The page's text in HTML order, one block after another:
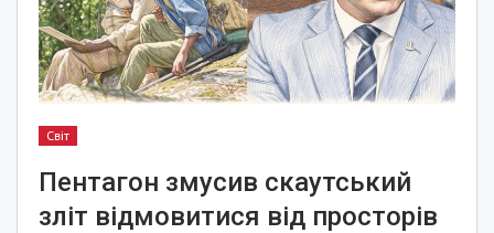
Світ
Пентагон змусив скаутський
зліт відмовитися від просторів